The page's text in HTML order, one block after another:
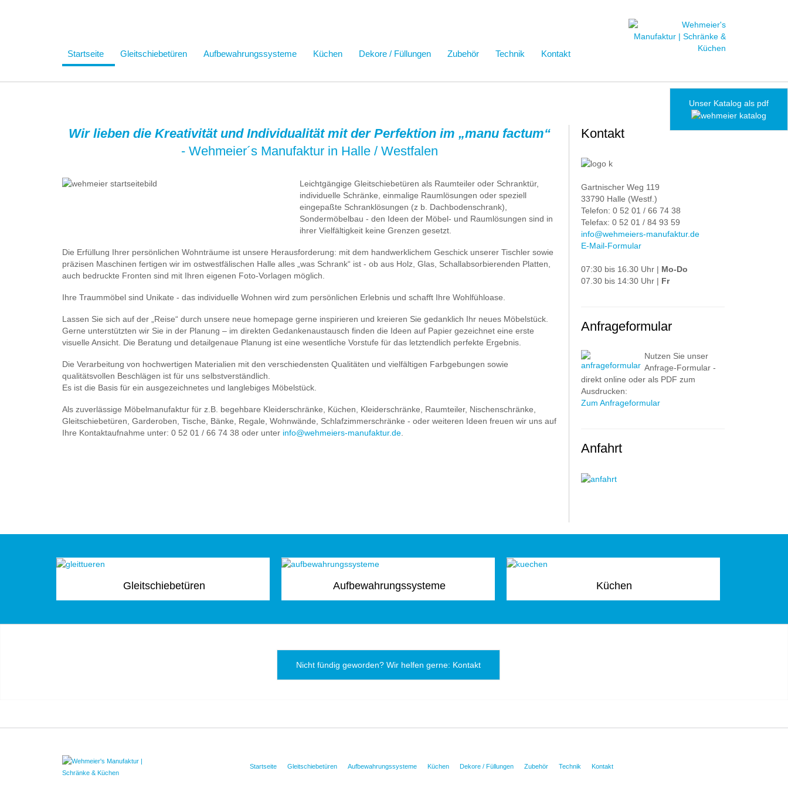
Startseite Gleitschiebetüren Aufbewahrungssysteme Küchen Dekore / Füllungen Zubehör Technik Kontakt
Wir lieben die Kreativität und Individualität mit der Perfektion im „manu factum“
- Wehmeier´s Manufaktur in Halle / Westfalen
Leichtgängige Gleitschiebetüren als Raumteiler oder Schranktür,
individuelle Schränke, einmalige Raumlösungen oder speziell
eingepaßte Schranklösungen (z b. Dachbodenschrank),
Sondermöbelbau - den Ideen der Möbel- und Raumlösungen sind in
ihrer Vielfältigkeit keine Grenzen gesetzt.
Die Erfüllung Ihrer persönlichen Wohnträume ist unsere Herausforderung: mit dem handwerklichem Geschick unserer Tischler sowie
präzisen Maschinen fertigen wir im ostwestfälischen Halle alles „was Schrank“ ist - ob aus Holz, Glas, Schallabsorbierenden Platten,
auch bedruckte Fronten sind mit Ihren eigenen Foto-Vorlagen möglich.
Ihre Traummöbel sind Unikate - das individuelle Wohnen wird zum persönlichen Erlebnis und schafft Ihre Wohlfühloase.
Lassen Sie sich auf der „Reise“ durch unsere neue homepage gerne inspirieren und kreieren Sie gedanklich Ihr neues Möbelstück.
Gerne unterstützten wir Sie in der Planung – im direkten Gedankenaustausch finden die Ideen auf Papier gezeichnet eine erste
visuelle Ansicht. Die Beratung und detailgenaue Planung ist eine wesentliche Vorstufe für das letztendlich perfekte Ergebnis.
Die Verarbeitung von hochwertigen Materialien mit den verschiedensten Qualitäten und vielfältigen Farbgebungen sowie
qualitätsvollen Beschlägen ist für uns selbstverständlich.
Es ist die Basis für ein ausgezeichnetes und langlebiges Möbelstück.
Als zuverlässige Möbelmanufaktur für z.B. begehbare Kleiderschränke, Küchen, Kleiderschränke, Raumteiler, Nischenschränke,
Gleitschiebetüren, Garderoben, Tische, Bänke, Regale, Wohnwände, Schlafzimmerschränke - oder weiteren Ideen freuen wir uns auf
Ihre Kontaktaufnahme unter: 0 52 01 / 66 74 38 oder unter info@wehmeiers-manufaktur.de
Unser Katalog als pdf
Kontakt
Gartnischer Weg 119
33790 Halle (Westf.)
Telefon: 0 52 01 / 66 74 38
Telefax: 0 52 01 / 84 93 59
info@wehmeiers-manufaktur.de
E-Mail-Formular
07:30 bis 16.30 Uhr | Mo-Do
07.30 bis 14:30 Uhr | Fr
Anfrageformular
Nutzen Sie unser
Anfrage-Formular -
direkt online oder als PDF zum
Ausdrucken:
Zum Anfrageformular
Anfahrt
Gleitschiebetüren Aufbewahrungssysteme Küchen
Nicht fündig geworden? Wir helfen gerne: Kontakt
Startseite Gleitschiebetüren Aufbewahrungssysteme Küchen Dekore / Füllungen Zubehör Technik Kontakt